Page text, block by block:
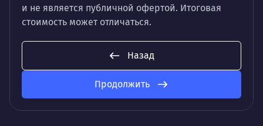
и не является публичной офертой. Итоговая
стоимость может отличаться.
Назад
Продолжить